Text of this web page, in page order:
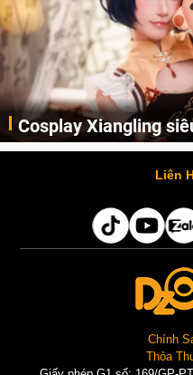
Cosplay Xiangling
Liên
Chính
Thỏa